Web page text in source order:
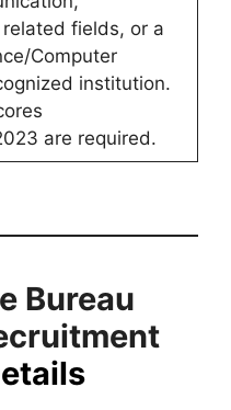
fields, or a
Computer
institution.
are required.
Bureau